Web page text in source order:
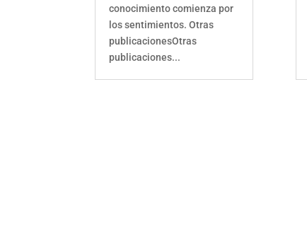
conocimiento comienza por
los sentimientos. Otras
publicacionesOtras
publicaciones...